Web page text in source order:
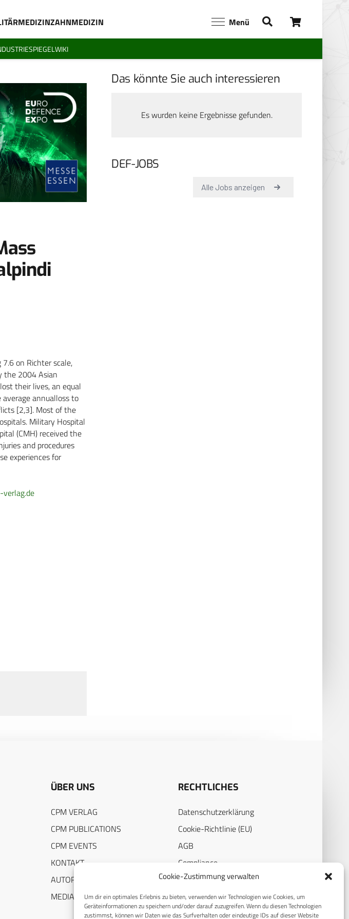
Cookie-Zustimmung verwalten
Um dir ein optimales Erlebnis zu bieten, verwenden wir Technologien wie Cookies, um
Geräteinformationen zu speichern und/oder darauf zuzugreifen. Wenn du diesen Technologien
zustimmst, können wir Daten wie das Surfverhalten oder eindeutige IDs auf dieser Website
ZAHNMEDIZIN Menü
WIKI
on Richter scale,
the 2004 Asian
their lives, an equal
annualloss to
[2,3]. Most of the
Military Hospital
(CMH) received the
and procedures
experiences for
Das könnte Sie auch interessieren
Es wurden keine Ergebnisse gefunden.
DEF-JOBS
ÜBER UNS
CPM VERLAG
CPM PUBLICATIONS
CPM EVENTS
KONTAKT
AUTORENHINWEISE
MEDIADATEN
RECHTLICHES
Datenschutzerklärung
Cookie-Richtlinie (EU)
AGB
Compliance
Impressum